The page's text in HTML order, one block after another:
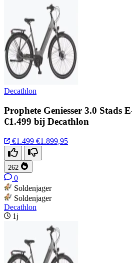
Decathlon
Prophete Geniesser 3.0 Stads
€1.499 bij Decathlon
€1.499 €1.899,95
262
0
Soldenjager
Soldenjager
Decathlon
1j